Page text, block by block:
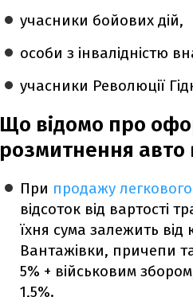
учасники бойових дій,
особи з інвалідністю
учасники Революції
Що відомо про
розмитнення авто
При продажу
відсоток від вартості
їхня сума залежить від
Вантажівки, причепи
5% + військовим
1,5%.